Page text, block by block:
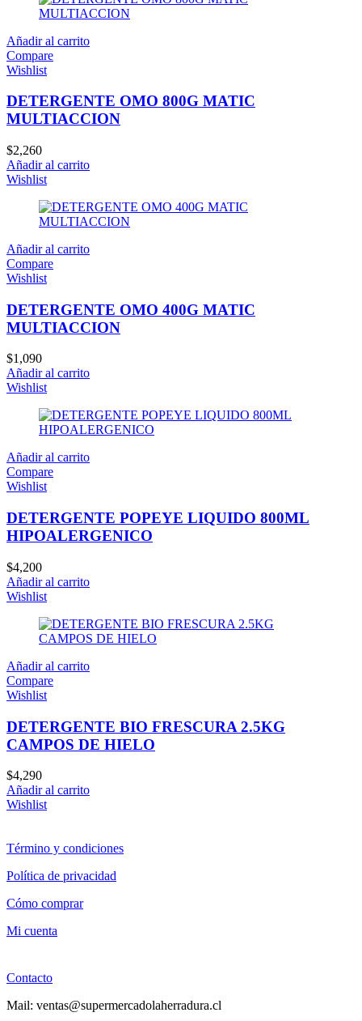
Añadir al carrito
Compare
Wishlist
DETERGENTE OMO 800G MATIC
MULTIACCION
$2,260
Añadir al carrito
Wishlist
Añadir al carrito
Compare
Wishlist
DETERGENTE OMO 400G MATIC
MULTIACCION
$1,090
Añadir al carrito
Wishlist
Añadir al carrito
Compare
Wishlist
DETERGENTE POPEYE LIQUIDO 800ML
HIPOALERGENICO
$4,200
Añadir al carrito
Wishlist
Añadir al carrito
Compare
Wishlist
DETERGENTE BIO FRESCURA 2.5KG
CAMPOS DE HIELO
$4,290
Añadir al carrito
Wishlist
Término y condiciones
Política de privacidad
Cómo comprar
Mi cuenta
Contacto
Mail: ventas@supermercadolaherradura.cl